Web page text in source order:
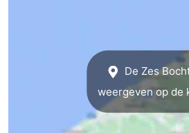
De Zes
weergeven op de